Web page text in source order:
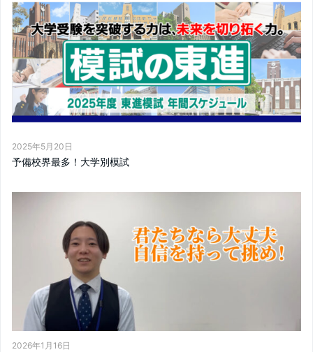
2025年5月20日
予備校界最多！大学別模試
2026年1月16日